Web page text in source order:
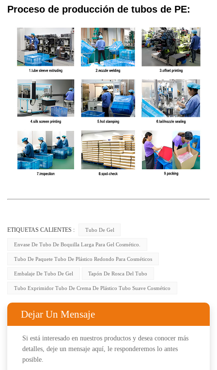
Proceso de producción de tubos de PE:
ETIQUETAS CALIENTES : Tubo De Gel
Envase De Tubo De Boquilla Larga Para Gel Cosmético.
Tubo De Paquete Tubo De Plástico Redondo Para Cosméticos
Embalaje De Tubo De Gel Tapón De Rosca Del Tubo
Tubo Exprimidor Tubo De Crema De Plástico Tubo Suave Cosmético
Dejar Un Mensaje
Si está interesado en nuestros productos y desea conocer más
detalles, deje un mensaje aquí, le responderemos lo antes
posible.